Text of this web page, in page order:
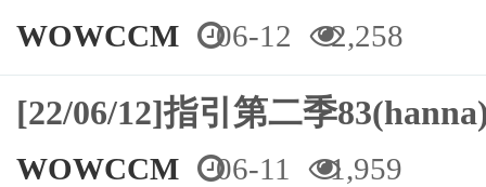
WOWCCM 06-12 2,258
[22/06/12]指引第二季
WOWCCM 06-11 1,959